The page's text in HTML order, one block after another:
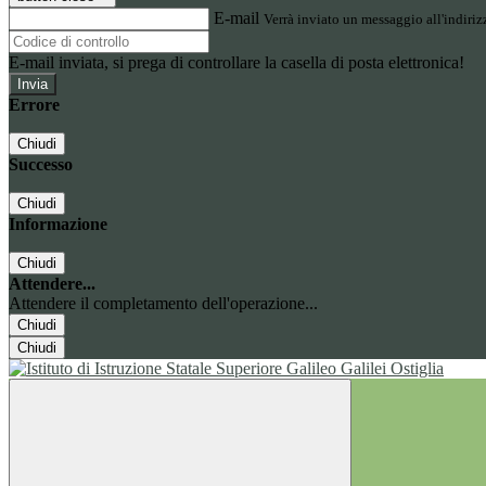
E-mail Verrà inviato un messaggio
E-mail inviata, si prega di controllare la casella di posta elettronica!
Errore
Chiudi
Successo
Chiudi
Informazione
Chiudi
Attendere...
Attendere il completamento dell'operazione...
Chiudi
Chiudi